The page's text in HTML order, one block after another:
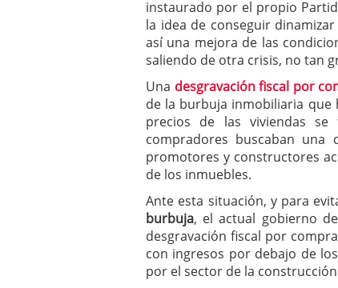
instaurado por el propio
la idea de conseguir
así una mejora de las
saliendo de otra crisis, no tan
Una desgravación fiscal por
de la burbuja inmobiliaria que
precios de las viviendas
compradores buscaban una
promotores y constructores
de los inmuebles.
Ante esta situación, y para
burbuja, el actual gobierno
desgravación fiscal por
con ingresos por debajo de
por el sector de la